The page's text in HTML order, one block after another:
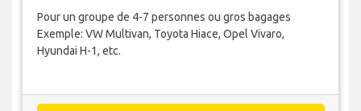
Pour un groupe de 4-7 personnes ou gros bagages
Exemple: VW Multivan, Toyota Hiace, Opel Vivaro,
Hyundai H-1, etc.